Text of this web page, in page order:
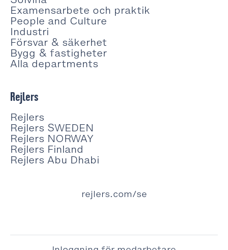
Examensarbete och praktik
People and Culture
Industri
Försvar & säkerhet
Bygg & fastigheter
Alla departments
Rejlers
Rejlers
Rejlers SWEDEN
Rejlers NORWAY
Rejlers Finland
Rejlers Abu Dhabi
rejlers.com/se